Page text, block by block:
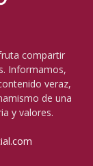
compartir
Informamos,
veraz,
de una
y valores.